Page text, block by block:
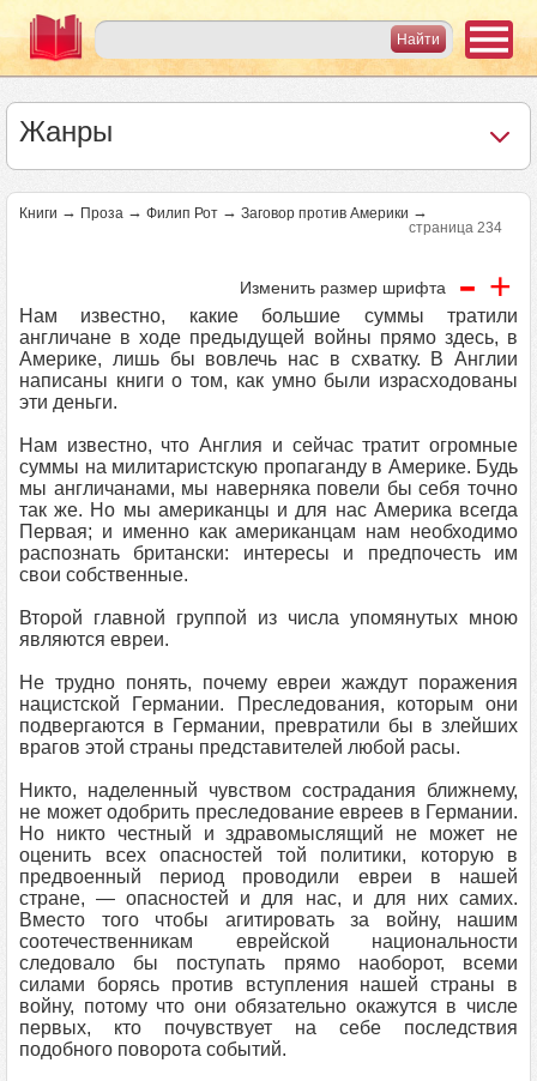
Жанры
Книги → Проза → Филип Рот → Заговор против Америки →
страница 234
Изменить размер шрифта - +
Нам известно, какие большие суммы тратили
англичане в ходе предыдущей войны прямо здесь, в
Америке, лишь бы вовлечь нас в схватку. В Англии
написаны книги о том, как умно были израсходованы
эти деньги.
Нам известно, что Англия и сейчас тратит огромные
суммы на милитаристскую пропаганду в Америке. Будь
мы англичанами, мы наверняка повели бы себя точно
так же. Но мы американцы и для нас Америка всегда
Первая; и именно как американцам нам необходимо
распознать британски: интересы и предпочесть им
свои собственные.
Второй главной группой из числа упомянутых мною
являются евреи.
Не трудно понять, почему евреи жаждут поражения
нацистской Германии. Преследования, которым они
подвергаются в Германии, превратили бы в злейших
врагов этой страны представителей любой расы.
Никто, наделенный чувством сострадания ближнему,
не может одобрить преследование евреев в Германии.
Но никто честный и здравомыслящий не может не
оценить всех опасностей той политики, которую в
предвоенный период проводили евреи в нашей
стране, — опасностей и для нас, и для них самих.
Вместо того чтобы агитировать за войну, нашим
соотечественникам еврейской национальности
следовало бы поступать прямо наоборот, всеми
силами борясь против вступления нашей страны в
войну, потому что они обязательно окажутся в числе
первых, кто почувствует на себе последствия
подобного поворота событий.